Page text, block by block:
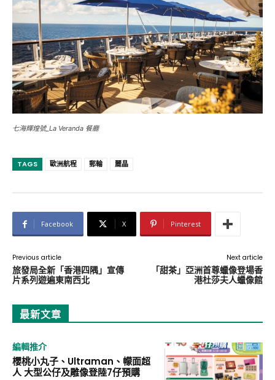
七海輝煌號_La Veranda 餐廳
TAGS 歐洲航程 郵輪 麗晶
Facebook X Pinterest
Previous article
旅發局全新「香港四隅」宣傳
片系列遊遍東南西北
Next article
「甜茶」亞洲首尊蠟像登場香
港杜莎夫人蠟像館
最新文章
編輯推介
櫻桃小丸子、Ultraman、幪面超
人 大型公仔及雕像登陸7仔預購